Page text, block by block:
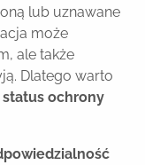
lub uznawane
może
ale także
Dlatego warto
ochrony